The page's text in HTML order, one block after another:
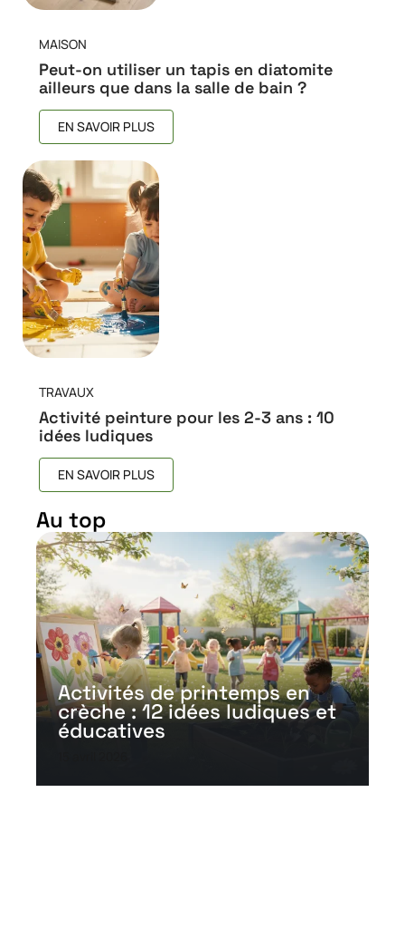
MAISON
Peut-on utiliser un tapis en diatomite
ailleurs que dans la salle de bain ?
EN SAVOIR PLUS
TRAVAUX
Activité peinture pour les 2-3 ans : 10
idées ludiques
EN SAVOIR PLUS
Au top
Activités de printemps en
crèche : 12 idées ludiques et
éducatives